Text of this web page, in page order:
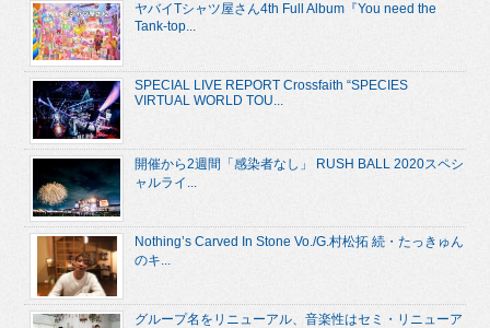
ヤバイTシャツ屋さん4th Full Album『You need the
Tank-top...
SPECIAL LIVE REPORT Crossfaith “SPECIES
VIRTUAL WORLD TOU...
開催から2週間「感染者なし」 RUSH BALL 2020スペシ
ャルライ...
Nothing’s Carved In Stone Vo./G.村松拓 続・たっきゅん
のキ...
グループ名をリニューアル、音楽性はセミ・リニューア